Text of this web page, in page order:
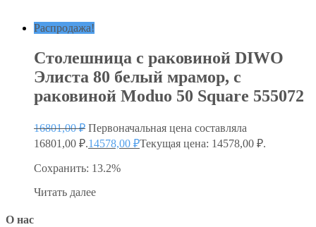
Распродажа!
Столешница с раковиной DIWO
Элиста 80 белый мрамор, с
раковиной Moduo 50 Square 555072
16801,00₽ Первоначальная цена составляла
16801,00 ₽.14578,00 ₽Текущая цена: 14578,00 ₽.
Сохранить: 13.2%
Читать далее
О нас